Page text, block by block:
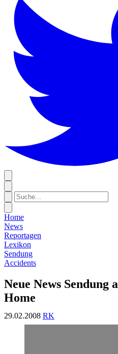
Home
News
Reportagen
Lexikon
Sendung
Accidents
Neue News Sendung
Home
29.02.2008 RK